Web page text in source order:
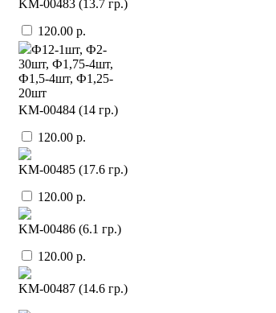
KМ-00483 (13.7 гр.)
120.00 р.
Ф12-1шт, Ф2-
30шт, Ф1,75-4шт,
Ф1,5-4шт, Ф1,25-
20шт
KМ-00484 (14 гр.)
120.00 р.
KМ-00485 (17.6 гр.)
120.00 р.
KМ-00486 (6.1 гр.)
120.00 р.
KМ-00487 (14.6 гр.)